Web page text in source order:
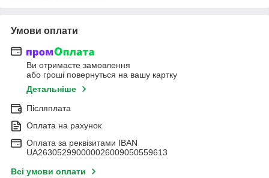
Умови оплати
Ви отримаєте замовлення
або гроші повернуться на вашу картку
Детальніше
Післяплата
Оплата на рахунок
Оплата за реквізитами IBAN
UA263052990000026009050559613
Всі умови оплати